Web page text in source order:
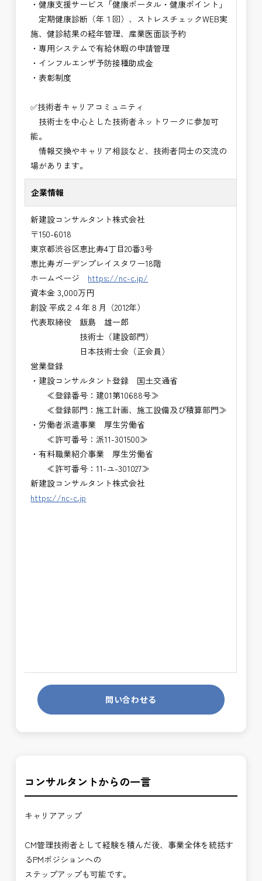
・健康支援サービス「健康ポータル・健康ポイント」
定期健康診断（年１回）、ストレスチェックWEB実
施、健診結果の経年管理、産業医面談予約
・専用システムで有給休暇の申請管理
・インフルエンザ予防接種助成⾦
・表彰制度
✅技術者キャリアコミュニティ
技術士を中心とした技術者ネットワークに参加可
能。
情報交換やキャリア相談など、技術者同士の交流の
場があります。
企業情報
新建設コンサルタント株式会社
〒150-6018
東京都渋谷区恵比寿4丁目20番3号
恵比寿ガーデンプレイスタワー18階
ホームページ https://nc-c.jp/
資本金 3,000万円
創設 平成２４年８月（2012年）
代表取締役 飯島 雄一郎
技術士（建設部門）
日本技術士会（正会員）
営業登録
・建設コンサルタント登録 国土交通省
≪登録番号：建01第10688号≫
≪登録部門：施工計画、施工設備及び積算部門≫
・労働者派遣事業 厚生労働省
≪許可番号：派11-301500≫
・有料職業紹介事業 厚生労働省
≪許可番号：11-ユ-301027≫
新建設コンサルタント株式会社
https://nc-c.jp
問い合わせる
コンサルタントからの一言
キャリアアップ
CM管理技術者として経験を積んだ後、事業全体を統括す
るPMポジションへの
ステップアップも可能です。